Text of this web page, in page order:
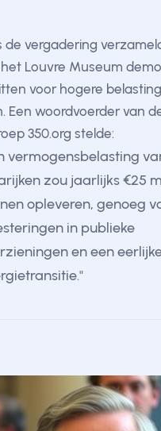
de vergadering
Louvre Museum
voor hogere
Een woordvoerder van
350.org stelde:
vermogensbelasting
zou jaarlijks €25
opleveren, genoeg
in publieke
en een